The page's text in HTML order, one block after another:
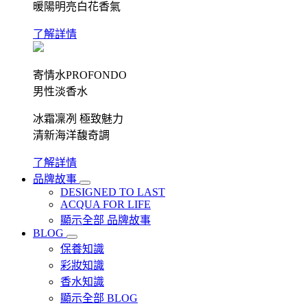
暖陽明亮白花香氣
了解詳情
寄情水PROFONDO
男性淡香水
冰霜凜冽 極致魅力
清新海洋馥奇調
了解詳情
品牌故事
DESIGNED TO LAST
ACQUA FOR LIFE
顯示全部 品牌故事
BLOG
保養知識
彩妝知識
香水知識
顯示全部 BLOG